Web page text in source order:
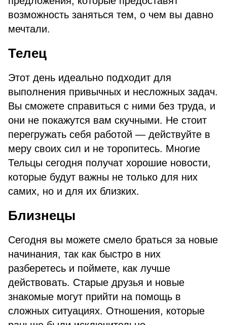
возможность заняться тем, о чем вы давно
мечтали.
Телец
Этот день идеально подходит для
выполнения привычных и несложных задач.
Вы сможете справиться с ними без труда, и
они не покажутся вам скучными. Не стоит
перегружать себя работой — действуйте в
меру своих сил и не торопитесь. Многие
Тельцы сегодня получат хорошие новости,
которые будут важны не только для них
самих, но и для их близких.
Близнецы
Сегодня вы можете смело браться за новые
начинания, так как быстро в них
разберетесь и поймете, как лучше
действовать. Старые друзья и новые
знакомые могут прийти на помощь в
сложных ситуациях. Отношения, которые